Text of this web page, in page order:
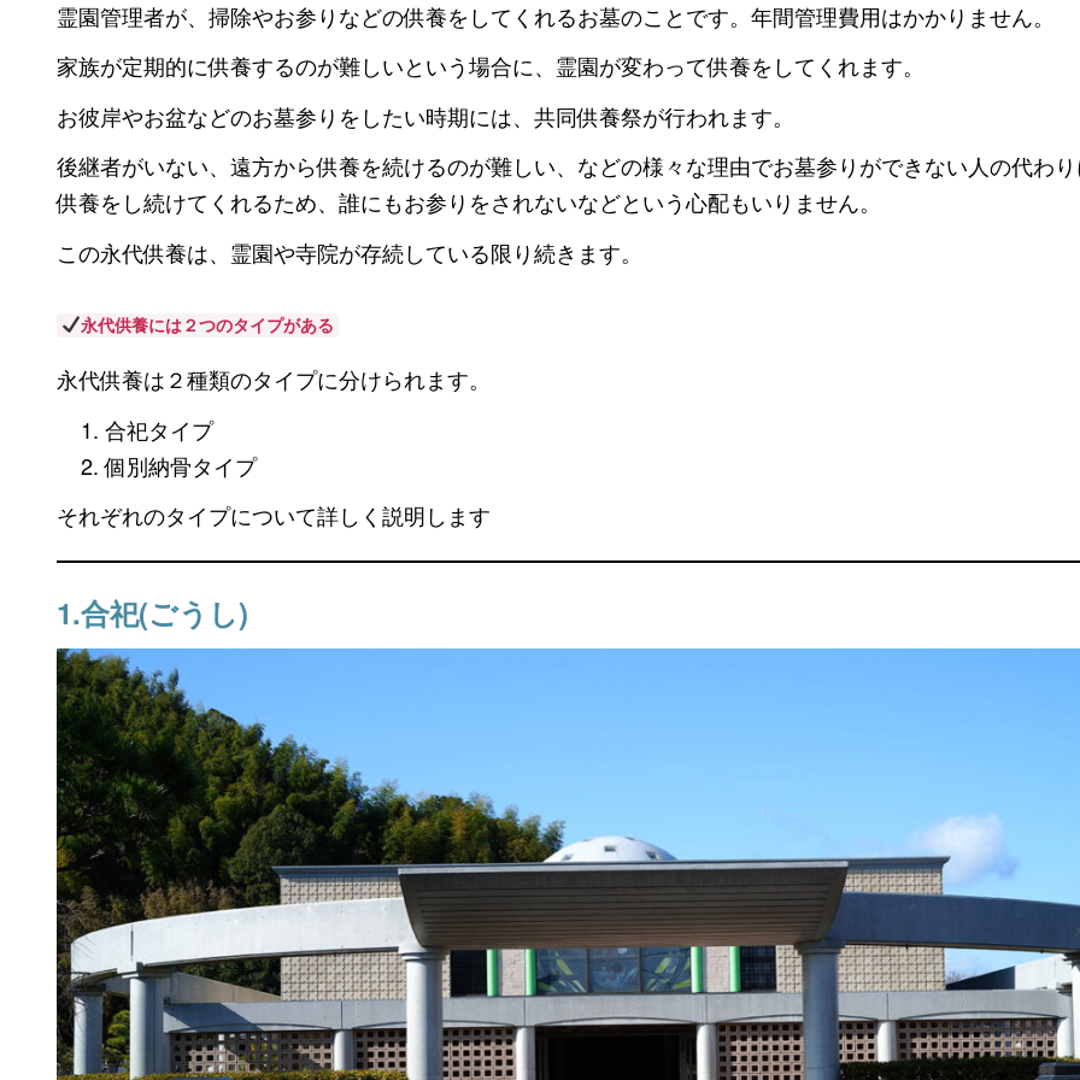
霊園管理者が、掃除やお参りなどの供養をしてくれるお墓のことです。年間管理費用はかかりません。
家族が定期的に供養するのが難しいという場合に、霊園が変わって供養をしてくれます。
お彼岸やお盆などのお墓参りをしたい時期には、共同供養祭が行われます。
後継者がいない、遠方から供養を続けるのが難しい、などの様々な理由でお墓参りができない人の代わ
供養をし続けてくれるため、誰にもお参りをされないなどという心配もいりません。
この永代供養は、霊園や寺院が存続している限り続きます。
永代供養には２つのタイプがある
永代供養は２種類のタイプに分けられます。
合祀タイプ
個別納骨タイプ
それぞれのタイプについて詳しく説明します
1.合祀(ごうし)